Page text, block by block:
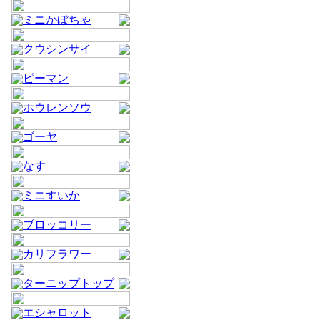
ミニかぼちゃ
クウシンサイ
ピーマン
ホウレンソウ
ゴーヤ
なす
ミニすいか
ブロッコリー
カリフラワー
ターニップトップ
エシャロット